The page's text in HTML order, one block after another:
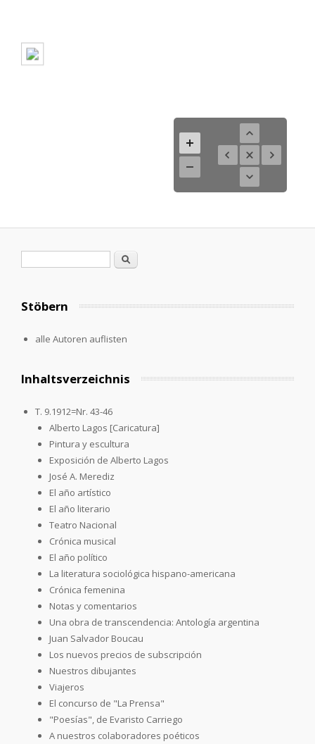
Suche
Stöbern
alle Autoren auflisten
Inhaltsverzeichnis
T. 9.1912=Nr. 43-46
Alberto Lagos [Caricatura]
Pintura y escultura
Exposición de Alberto Lagos
José A. Merediz
El año artístico
El año literario
Teatro Nacional
Crónica musical
El año político
La literatura sociológica hispano-americana
Crónica femenina
Notas y comentarios
Una obra de transcendencia: Antología argentina
Juan Salvador Boucau
Los nuevos precios de subscripción
Nuestros dibujantes
Viajeros
El concurso de "La Prensa"
"Poesías", de Evaristo Carriego
A nuestros colaboradores poéticos